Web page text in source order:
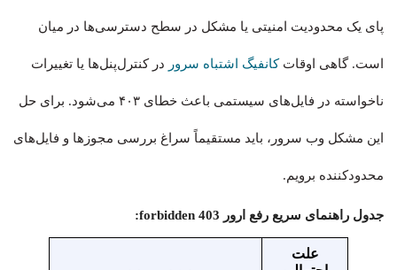
پای یک محدودیت امنیتی یا مشکل در سطح دسترسی‌ها در میان
است. گاهی اوقاتکانفیگ اشتباه سرور در کنترل‌پنل‌ها یا تغییرات
ناخواسته در فایل‌های سیستمی باعث خطای ۴۰۳ می‌شود. برای حل
این مشکل وب سرور، باید مستقیماً سراغ بررسی مجوزها و فایل‌های
محدودکننده برویم.
جدول راهنمای سریع رفع ارور 403 forbidden:
علت